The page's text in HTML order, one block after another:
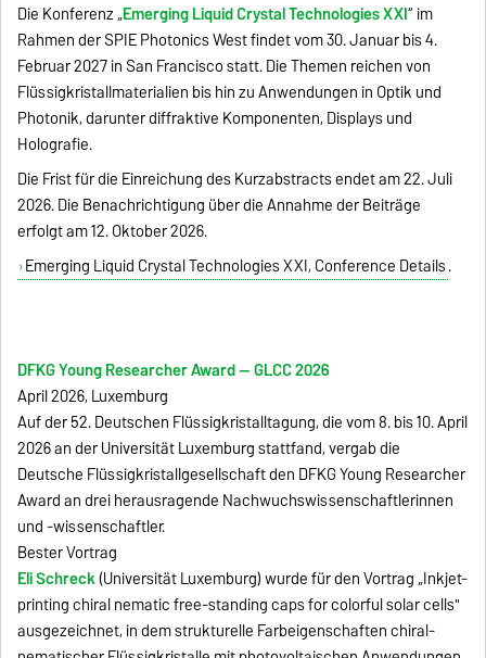
Die Konferenz „Emerging Liquid Crystal Technologies XXI“ im
Rahmen der SPIE Photonics West findet vom 30. Januar bis 4.
Februar 2027 in San Francisco statt. Die Themen reichen von
Flüssigkristallmaterialien bis hin zu Anwendungen in Optik und
Photonik, darunter diffraktive Komponenten, Displays und
Holografie.
Die Frist für die Einreichung des Kurzabstracts endet am 22. Juli
2026. Die Benachrichtigung über die Annahme der Beiträge
erfolgt am 12. Oktober 2026.
Emerging Liquid Crystal Technologies XXI, Conference Details.
DFKG Young Researcher Award — GLCC 2026
April 2026, Luxemburg
Auf der 52. Deutschen Flüssigkristalltagung, die vom 8. bis 10. April
2026 an der Universität Luxemburg stattfand, vergab die
Deutsche Flüssigkristallgesellschaft den DFKG Young Researcher
Award an drei herausragende Nachwuchswissenschaftlerinnen
und -wissenschaftler.
Bester Vortrag
Eli Schreck(Universität Luxemburg) wurde für den Vortrag „Inkjet-
printing chiral nematic free-standing caps for colorful solar cells"
ausgezeichnet, in dem strukturelle Farbeigenschaften chiral-